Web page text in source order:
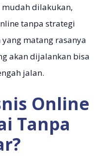
dilakukan,
tanpa strategi
matang rasanya
akan dijalankan bisa
jalan.
Online
Tanpa